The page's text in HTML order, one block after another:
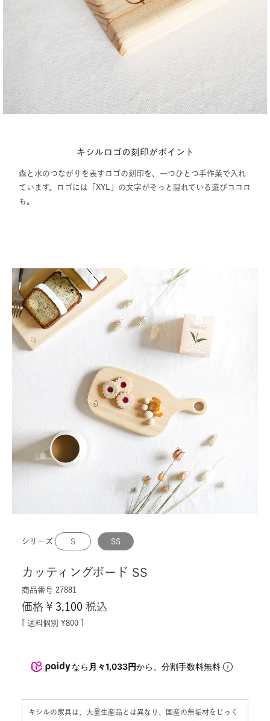
キシルロゴの刻印がポイント
森と水のつながりを表すロゴの刻印を、一つひとつ手作業で入れ
ています。ロゴには「XYL」の文字がそっと隠れている遊びココロ
も。
シリーズ S SS
カッティングボード SS
商品番号 27881
価格 ¥ 3,100 税込
送料個別 ¥800
なら 月々1,033円から。分割手数料無料
キシルの家具は、大量生産品とは異なり、国産の無垢材をじっく